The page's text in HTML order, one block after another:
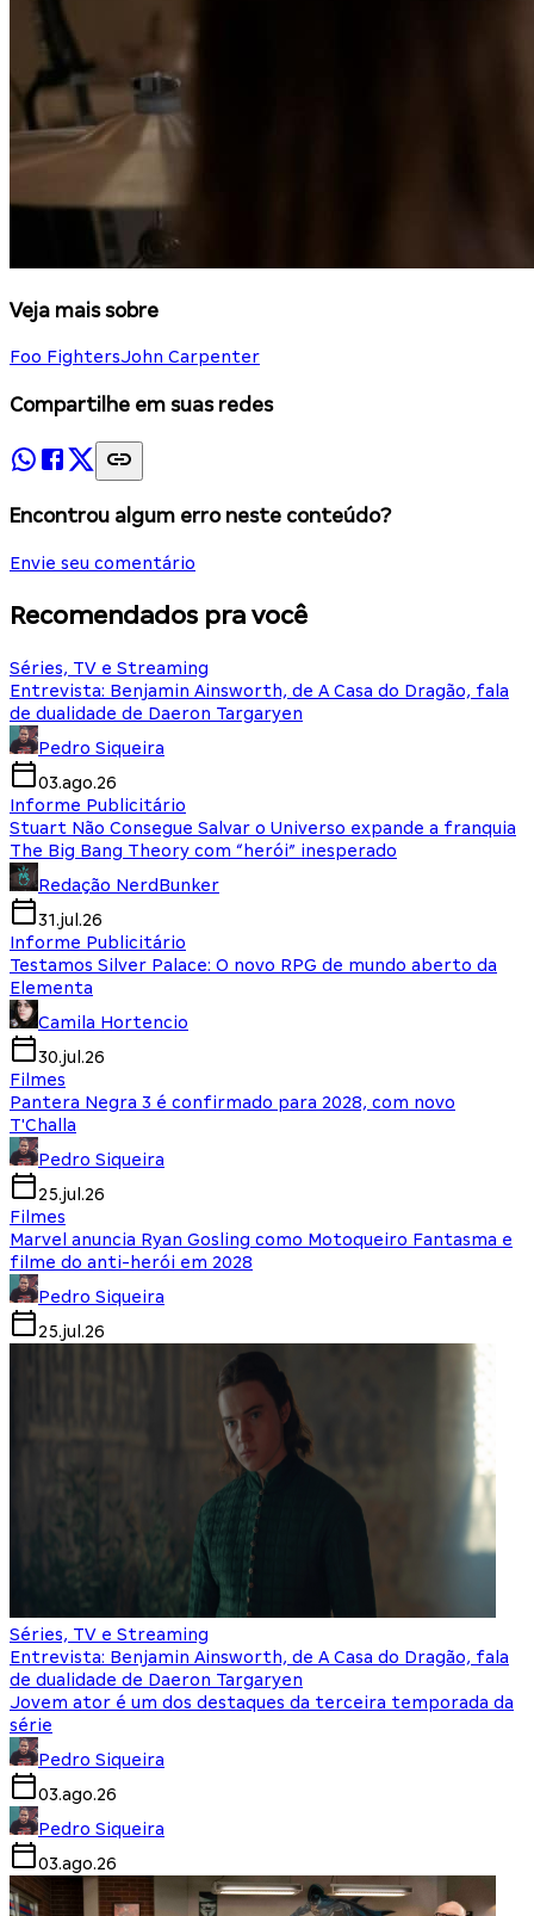
Veja mais sobre
Foo FightersJohn Carpenter
Compartilhe em suas redes
Encontrou algum erro neste conteúdo?
Envie seu comentário
Recomendados pra você
Séries, TV e Streaming
Entrevista: Benjamin Ainsworth, de A Casa do Dragão, fala
de dualidade de Daeron Targaryen
Pedro Siqueira
03.ago.26
Informe Publicitário
Stuart Não Consegue Salvar o Universo expande a franquia
The Big Bang Theory com “herói” inesperado
Redação NerdBunker
31.jul.26
Informe Publicitário
Testamos Silver Palace: O novo RPG de mundo aberto da
Elementa
Camila Hortencio
30.jul.26
Filmes
Pantera Negra 3 é confirmado para 2028, com novo
T'Challa
Pedro Siqueira
25.jul.26
Filmes
Marvel anuncia Ryan Gosling como Motoqueiro Fantasma e
filme do anti-herói em 2028
Pedro Siqueira
25.jul.26
Séries, TV e Streaming
Entrevista: Benjamin Ainsworth, de A Casa do Dragão, fala
de dualidade de Daeron Targaryen
Jovem ator é um dos destaques da terceira temporada da
série
Pedro Siqueira
03.ago.26
Pedro Siqueira
03.ago.26